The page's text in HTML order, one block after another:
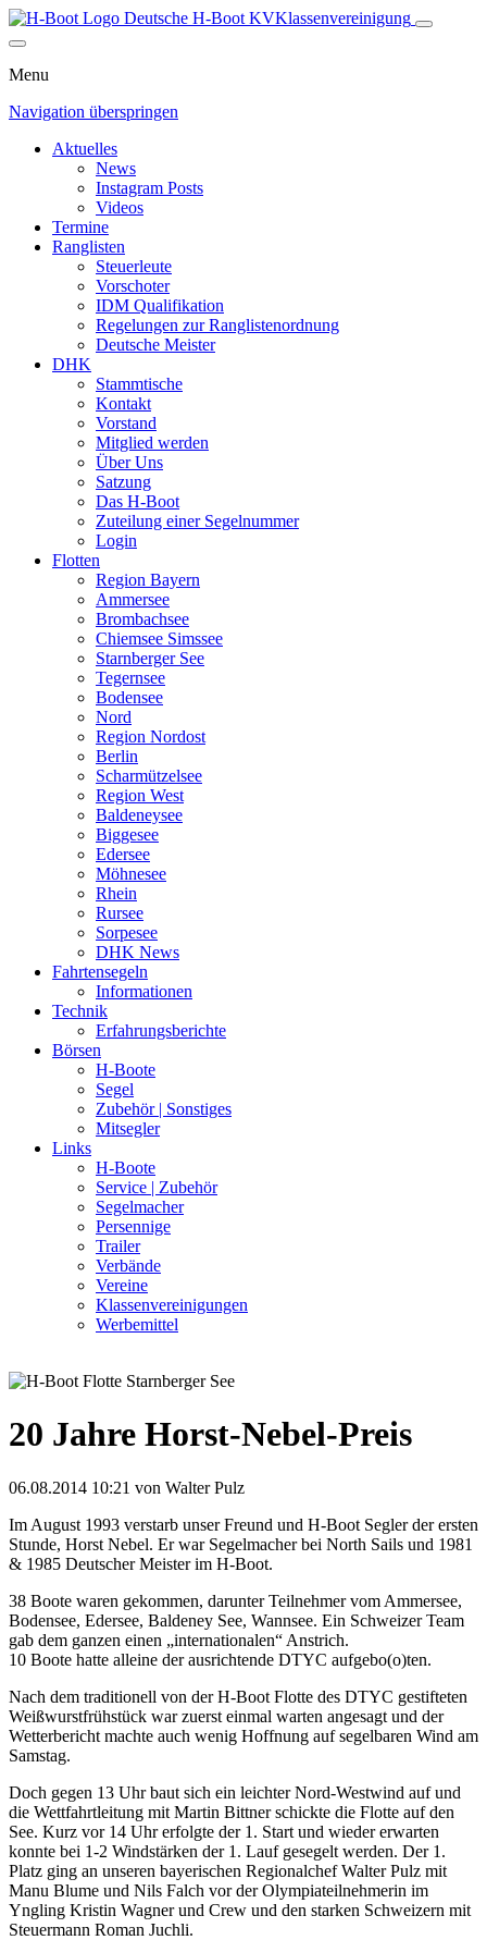
Deutsche H-Boot KVKlassenvereinigung
Menu
Navigation überspringen
Aktuelles
News
Instagram Posts
Videos
Termine
Ranglisten
Steuerleute
Vorschoter
IDM Qualifikation
Regelungen zur Ranglistenordnung
Deutsche Meister
DHK
Stammtische
Kontakt
Vorstand
Mitglied werden
Über Uns
Satzung
Das H-Boot
Zuteilung einer Segelnummer
Login
Flotten
Region Bayern
Ammersee
Brombachsee
Chiemsee Simssee
Starnberger See
Tegernsee
Bodensee
Nord
Region Nordost
Berlin
Scharmützelsee
Region West
Baldeneysee
Biggesee
Edersee
Möhnesee
Rhein
Rursee
Sorpesee
DHK News
Fahrtensegeln
Informationen
Technik
Erfahrungsberichte
Börsen
H-Boote
Segel
Zubehör | Sonstiges
Mitsegler
Links
H-Boote
Service | Zubehör
Segelmacher
Persennige
Trailer
Verbände
Vereine
Klassenvereinigungen
Werbemittel
20 Jahre Horst-Nebel-Preis
06.08.2014 10:21 von Walter Pulz
Im August 1993 verstarb unser Freund und H-Boot Segler der ersten
Stunde, Horst Nebel. Er war Segelmacher bei North Sails und 1981
& 1985 Deutscher Meister im H-Boot.
38 Boote waren gekommen, darunter Teilnehmer vom Ammersee,
Bodensee, Edersee, Baldeney See, Wannsee. Ein Schweizer Team
gab dem ganzen einen „internationalen“ Anstrich.
10 Boote hatte alleine der ausrichtende DTYC aufgebo(o)ten.
Nach dem traditionell von der H-Boot Flotte des DTYC gestifteten
Weißwurstfrühstück war zuerst einmal warten angesagt und der
Wetterbericht machte auch wenig Hoffnung auf segelbaren Wind am
Samstag.
Doch gegen 13 Uhr baut sich ein leichter Nord-Westwind auf und
die Wettfahrtleitung mit Martin Bittner schickte die Flotte auf den
See. Kurz vor 14 Uhr erfolgte der 1. Start und wieder erwarten
konnte bei 1-2 Windstärken der 1. Lauf gesegelt werden. Der 1.
Platz ging an unseren bayerischen Regionalchef Walter Pulz mit
Manu Blume und Nils Falch vor der Olympiateilnehmerin im
Yngling Kristin Wagner und Crew und den starken Schweizern mit
Steuermann Roman Juchli.